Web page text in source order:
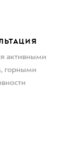
активными
горными